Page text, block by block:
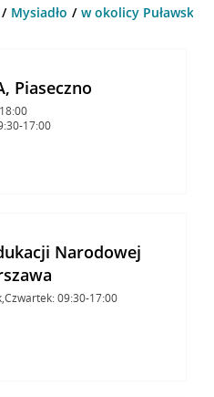
Mysiadło w okolicy Puławska
Piaseczno
17:00
Narodowej
09:30-17:00